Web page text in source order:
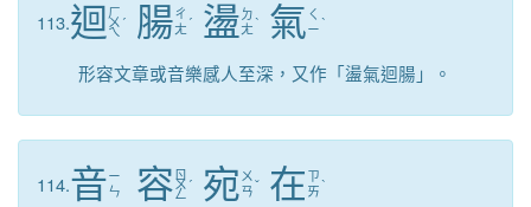
113.迴 ㄏ
ㄨ
ㄟ
ˊ 腸ㄔ
ㄤ ˊ 盪 ㄉ
ㄤˋ 氣 ㄑ
ㄧˋ
形容文章或音樂感人至深，又作「盪氣迴腸」。
114.音ㄧ
ㄣ
容 ㄖ
ㄨ
ㄥ
ˊ 宛 ㄨ
ㄢˇ 在 ㄗ
ㄞˋ